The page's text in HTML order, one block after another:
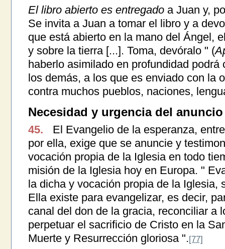
El libro abierto es entregadoa Juan y,
Se invita a Juan a tomar el libro y a
que está abierto en la mano del Ángel,
y sobre la tierra [...]. Toma, devóralo " (
haberlo asimilado en profundidad
los demás, a los que es enviado con la
contra muchos pueblos, naciones,
Necesidad y urgencia del anuncio
45.
El Evangelio de la esperanza,
por ella, exige que se anuncie y
vocación propia de la Iglesia en todo
misión de la Iglesia hoy en Europa. "
la dicha y vocación propia de la Iglesia,
Ella existe para evangelizar, es decir,
canal del don de la gracia, reconciliar a
perpetuar el sacrificio de Cristo en la
Muerte y Resurrección gloriosa ".[77]